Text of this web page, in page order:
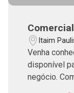
Itaim
Venha
disponível
negócio.